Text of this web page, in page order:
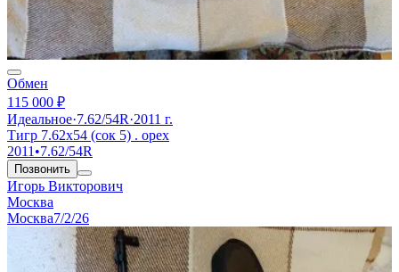
Обмен
115 000 ₽
Идеальное·7.62/54R·2011 г.
Тигр 7.62х54 (сок 5) . орех
2011•7.62/54R
Позвонить
Игорь Викторович
Москва
Москва7/2/26